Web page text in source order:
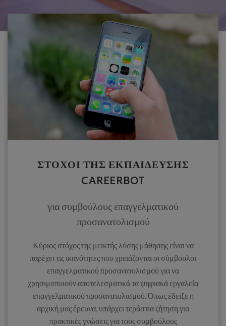
ΣΤΌΧΟΙ ΤΗΣ ΕΚΠΑΊΔΕΥΣΗΣ
CAREERBOT
για συμβούλους επαγγελματικού
προσανατολισμού
Κύριος στόχος της μεικτής λύσης μάθησης είναι να
παρέχει τις ικανότητες που χρειάζονται οι σύμβουλοι
επαγγελματικού προσανατολισμού για να
χρησιμοποιούν αποτελεσματικά τα ψηφιακά εργαλεία
επαγγελματικού προσανατολισμού. Όπως έδειξε η
αρχική μας έρευνα, υπάρχει τεράστια ζήτηση για
πρακτικές γνώσεις για τους συμβούλους